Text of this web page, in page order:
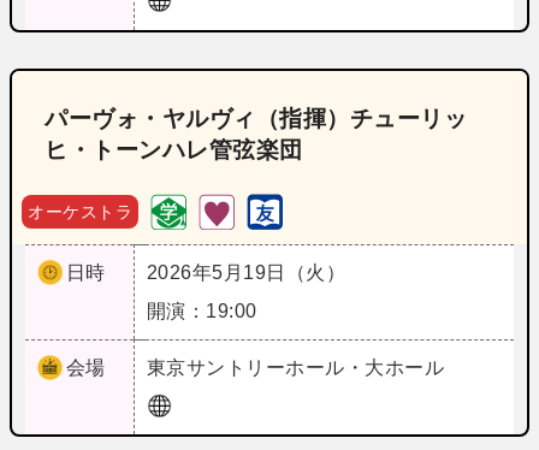
パーヴォ・ヤルヴィ（指揮）チューリッ
ヒ・トーンハレ管弦楽団
オーケストラ
日時
2026年5月19日（火）
開演：19:00
会場 東京サントリーホール・大ホール